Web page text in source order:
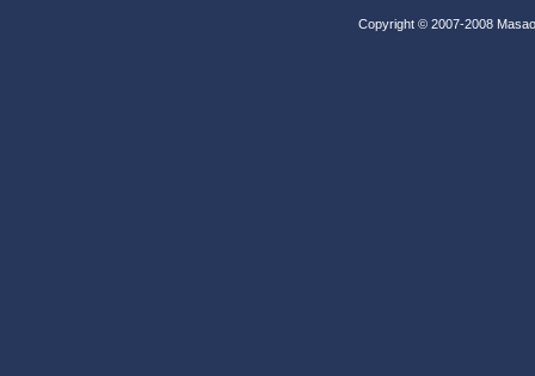
Copyright © 2007-2008